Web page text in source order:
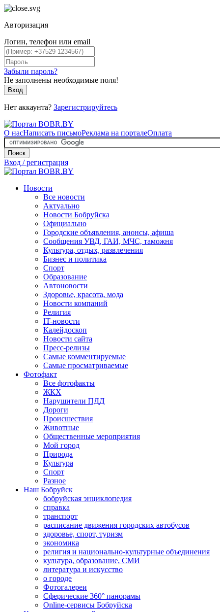
Авторизация
Логин, телефон или email
Забыли пароль?
Не заполнены необходимые поля!
Вход
Нет аккаунта? Зарегистрируйтесь
О насНаписать письмоРеклама на порталеОплата
Поиск
Вход / регистрация
Новости
Все новости
Актуально
Новости Бобруйска
Официально
Городские объявления, анонсы, афиша
Сообщения УВД, ГАИ, МЧС, таможня
Культура, отдых, развлечения
Бизнес и политика
Спорт
Образование
Автоновости
Здоровье, красота, мода
Новости компаний
Религия
IT-новости
Калейдоскоп
Новости сайта
Пресс-релизы
Самые комментируемые
Самые просматриваемые
Фотофакт
Все фотофакты
ЖКХ
Нарушители ПДД
Дороги
Происшествия
Животные
Общественные мероприятия
Мой город
Природа
Культура
Спорт
Разное
Наш Бобруйск
бобруйская энциклопедия
справка
транспорт
расписание движения городских автобусов
здоровье, спорт, туризм
экономика
религия и национально-культурные объединения
культура, образование, СМИ
литература и искусство
о городе
Фотогалереи
Сферические 360° панорамы
Online-сервисы Бобруйска